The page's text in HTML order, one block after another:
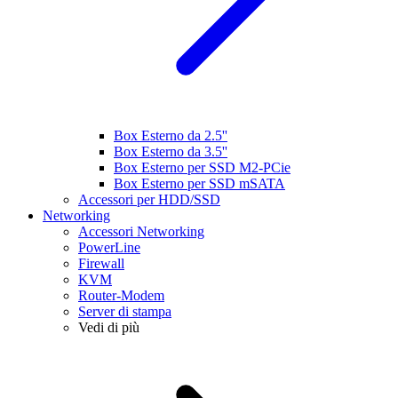
Box Esterno da 2.5''
Box Esterno da 3.5''
Box Esterno per SSD M2-PCie
Box Esterno per SSD mSATA
Accessori per HDD/SSD
Networking
Accessori Networking
PowerLine
Firewall
KVM
Router-Modem
Server di stampa
Vedi di più